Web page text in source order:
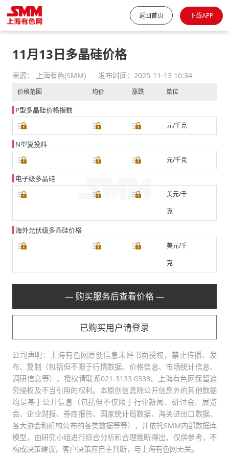
返回首页 下载APP
11月13日多晶硅价格
来源： 上海有色(SMM) 发布时间：2025-11-13 10:34
价格范围 均价 涨跌 单位
P型多晶硅价格指数
元/千克
N型复投料
元/千克
电子级多晶硅
美元/千
克
海外光伏级多晶硅价格
美元/千
克
— 购买服务后查看价格 —
已购买用户请登录
公司声明：上海有色网原创信息未经书面授权，禁止传播、发
布、复制（包括但不限于行情数据、价格信息、市场统计信息、
调研信息等）。授权请联系021-3133 0333。上海有色网保留追
究侵权及不当引用的权利。本原创信息除公开信息外的其他数据
均是基于公开信息（包括但不仅限于行业新闻、研讨会、展览
会、企业财报、券商报告、国家统计局数据、海关进出口数据、
各大协会和机构公布的各类数据等等），并依托SMM内部数据库
模型，由研究小组进行综合分析和合理推断得出，仅供参考，不
构成决策建议，客户决策应自主判断，与上海有色网无关。